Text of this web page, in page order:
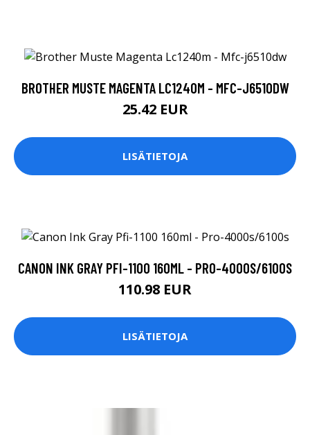
BROTHER MUSTE MAGENTA LC1240M - MFC-J6510DW
25.42 EUR
LISÄTIETOJA
CANON INK GRAY PFI-1100 160ML - PRO-4000S/6100S
110.98 EUR
LISÄTIETOJA